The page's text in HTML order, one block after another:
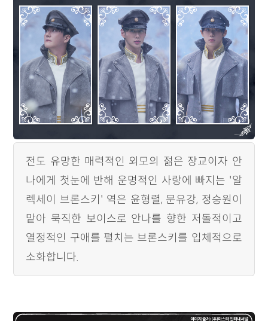
전도 유망한 매력적인 외모의 젊은 장교이자 안
나에게 첫눈에 반해 운명적인 사랑에 빠지는 '알
렉세이 브론스키' 역은 윤형렬, 문유강, 정승원이
맡아 묵직한 보이스로 안나를 향한 저돌적이고
열정적인 구애를 펼치는 브론스키를 입체적으로
소화합니다.